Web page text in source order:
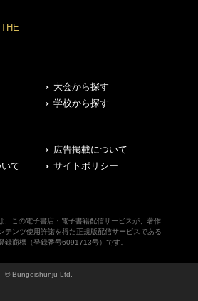
大会から探す
学校から探す
広告掲載について
て
サイトポリシー
、この電子書店・電子書籍配信サービスが、著作
テンツ使用許諾を得た正規版配信サービスである
録商標（登録番号6091713号）です。
© Bungeishunju Ltd.